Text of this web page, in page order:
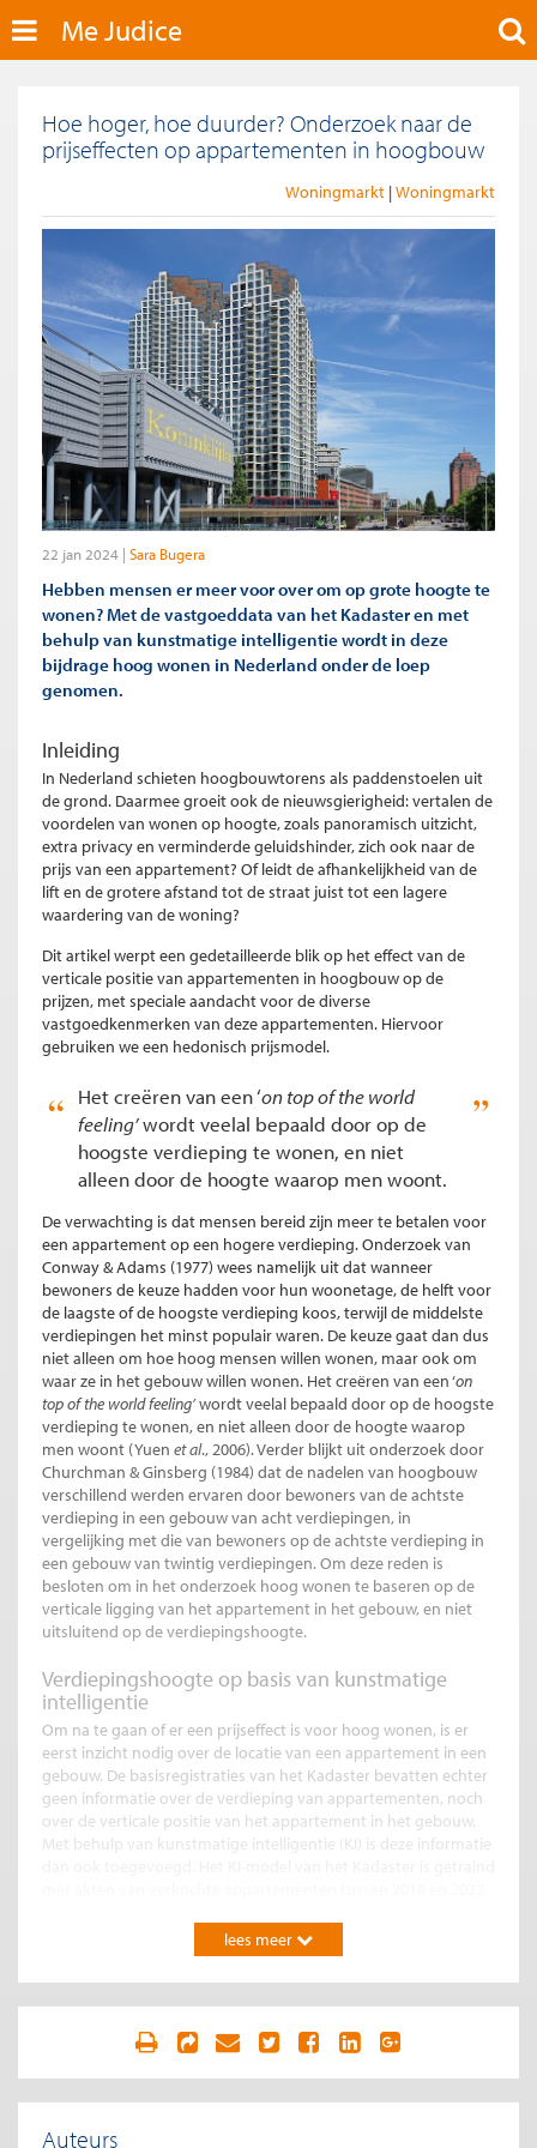
Me Judice
Hoe hoger, hoe duurder? Onderzoek naar de
prijseffecten op appartementen in hoogbouw
Woningmarkt Woningmarkt
22 jan 2024 Sara Bugera
Hebben mensen er meer voor over om op grote hoogte te
wonen? Met de vastgoeddata van het Kadaster en met
behulp van kunstmatige intelligentie wordt in deze
bijdrage hoog wonen in Nederland onder de loep
genomen.
Inleiding
In Nederland schieten hoogbouwtorens als paddenstoelen uit
de grond. Daarmee groeit ook de nieuwsgierigheid: vertalen de
voordelen van wonen op hoogte, zoals panoramisch uitzicht,
extra privacy en verminderde geluidshinder, zich ook naar de
prijs van een appartement? Of leidt de afhankelijkheid van de
lift en de grotere afstand tot de straat juist tot een lagere
waardering van de woning?
Dit artikel werpt een gedetailleerde blik op het effect van de
verticale positie van appartementen in hoogbouw op de
prijzen, met speciale aandacht voor de diverse
vastgoedkenmerken van deze appartementen. Hiervoor
gebruiken we een hedonisch prijsmodel.
Het creëren van een ‘on top of the world
feeling’wordt veelal bepaald door op de
hoogste verdieping te wonen, en niet
alleen door de hoogte waarop men woont.
De verwachting is dat mensen bereid zijn meer te betalen voor
een appartement op een hogere verdieping. Onderzoek van
Conway & Adams (1977) wees namelijk uit dat wanneer
bewoners de keuze hadden voor hun woonetage, de helft voor
de laagste of de hoogste verdieping koos, terwijl de middelste
verdiepingen het minst populair waren. De keuze gaat dan dus
niet alleen om hoe hoog mensen willen wonen, maar ook om
waar ze in het gebouw willen wonen. Het creëren van een ‘on
top of the world feeling’wordt veelal bepaald door op de hoogste
verdieping te wonen, en niet alleen door de hoogte waarop
men woont (Yuen et al., 2006). Verder blijkt uit onderzoek door
Churchman & Ginsberg (1984) dat de nadelen van hoogbouw
verschillend werden ervaren door bewoners van de achtste
verdieping in een gebouw van acht verdiepingen, in
vergelijking met die van bewoners op de achtste verdieping in
een gebouw van twintig verdiepingen. Om deze reden is
besloten om in het onderzoek hoog wonen te baseren op de
verticale ligging van het appartement in het gebouw, en niet
uitsluitend op de verdiepingshoogte.
Verdiepingshoogte op basis van kunstmatige
intelligentie
Om na te gaan of er een prijseffect is voor hoog wonen, is er
eerst inzicht nodig over de locatie van een appartement in een
gebouw. De basisregistraties van het Kadaster bevatten echter
geen informatie over de verdieping van appartementen, noch
over de verticale positie van het appartement in het gebouw.
Met behulp van kunstmatige intelligentie (KI) is deze informatie
afgeleid. Op basis van deze trainingsdataset schat het KI-model
de verdieping voor elk appartement tot en met de 19
verdieping en groepeert verdiepingen vanaf de 20 verdieping.
Met een precisie van 53% schat het model de juiste verdieping
maximale foutmarge van 2 verdiepingen. Na deze schatting
behulp van het KI-model.
lees meer
Auteurs